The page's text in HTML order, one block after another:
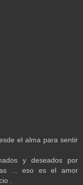
el alma para sentir
y deseados por
... eso es el amor
.